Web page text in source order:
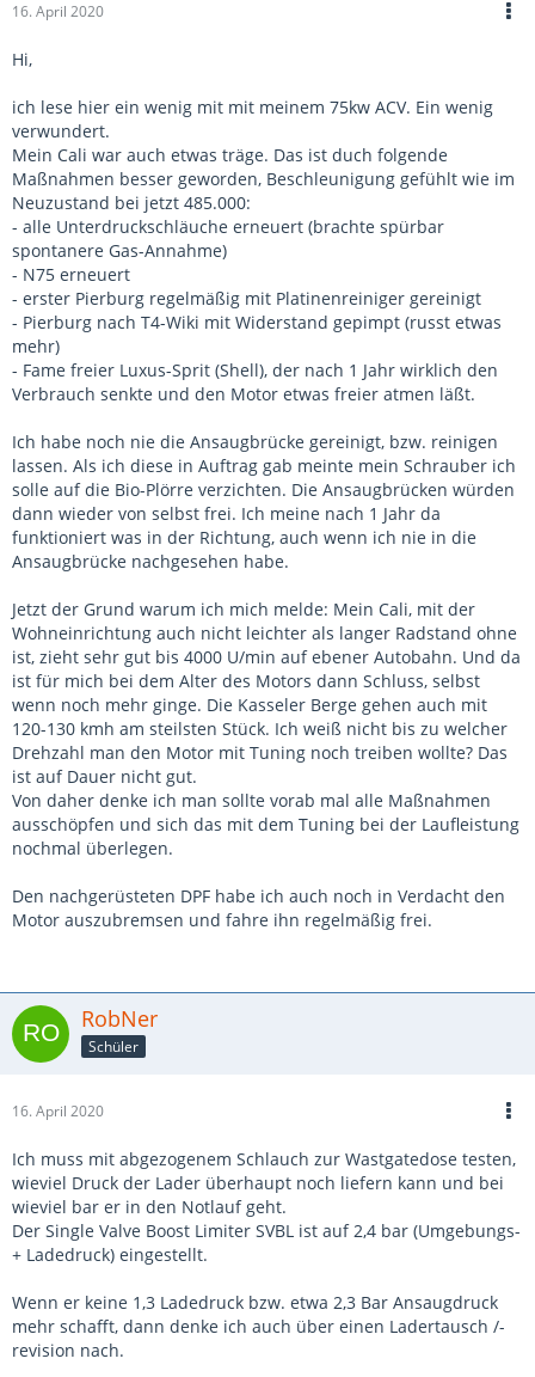
16. April 2020
Hi,
ich lese hier ein wenig mit mit meinem 75kw ACV. Ein wenig
verwundert.
Mein Cali war auch etwas träge. Das ist duch folgende
Maßnahmen besser geworden, Beschleunigung gefühlt wie im
Neuzustand bei jetzt 485.000:
- alle Unterdruckschläuche erneuert (brachte spürbar
spontanere Gas-Annahme)
- N75 erneuert
- erster Pierburg regelmäßig mit Platinenreiniger gereinigt
- Pierburg nach T4-Wiki mit Widerstand gepimpt (russt etwas
mehr)
- Fame freier Luxus-Sprit (Shell), der nach 1 Jahr wirklich den
Verbrauch senkte und den Motor etwas freier atmen läßt.
Ich habe noch nie die Ansaugbrücke gereinigt, bzw. reinigen
lassen. Als ich diese in Auftrag gab meinte mein Schrauber ich
solle auf die Bio-Plörre verzichten. Die Ansaugbrücken würden
dann wieder von selbst frei. Ich meine nach 1 Jahr da
funktioniert was in der Richtung, auch wenn ich nie in die
Ansaugbrücke nachgesehen habe.
Jetzt der Grund warum ich mich melde: Mein Cali, mit der
Wohneinrichtung auch nicht leichter als langer Radstand ohne
ist, zieht sehr gut bis 4000 U/min auf ebener Autobahn. Und da
ist für mich bei dem Alter des Motors dann Schluss, selbst
wenn noch mehr ginge. Die Kasseler Berge gehen auch mit
120-130 kmh am steilsten Stück. Ich weiß nicht bis zu welcher
Drehzahl man den Motor mit Tuning noch treiben wollte? Das
ist auf Dauer nicht gut.
Von daher denke ich man sollte vorab mal alle Maßnahmen
ausschöpfen und sich das mit dem Tuning bei der Laufleistung
nochmal überlegen.
Den nachgerüsteten DPF habe ich auch noch in Verdacht den
Motor auszubremsen und fahre ihn regelmäßig frei.
RobNer
Schüler
16. April 2020
Ich muss mit abgezogenem Schlauch zur Wastgatedose testen,
wieviel Druck der Lader überhaupt noch liefern kann und bei
wieviel bar er in den Notlauf geht.
Der Single Valve Boost Limiter SVBL ist auf 2,4 bar (Umgebungs-
+ Ladedruck) eingestellt.
Wenn er keine 1,3 Ladedruck bzw. etwa 2,3 Bar Ansaugdruck
mehr schafft, dann denke ich auch über einen Ladertausch /-
revision nach.